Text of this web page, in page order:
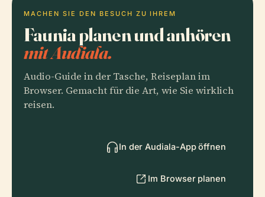
MACHEN SIE DEN BESUCH ZU IHREM
Faunia planen und anhören
mit Audiala.
Audio-Guide in der Tasche, Reiseplan im
Browser. Gemacht für die Art, wie Sie wirklich
reisen.
In der Audiala-App öffnen
Im Browser planen